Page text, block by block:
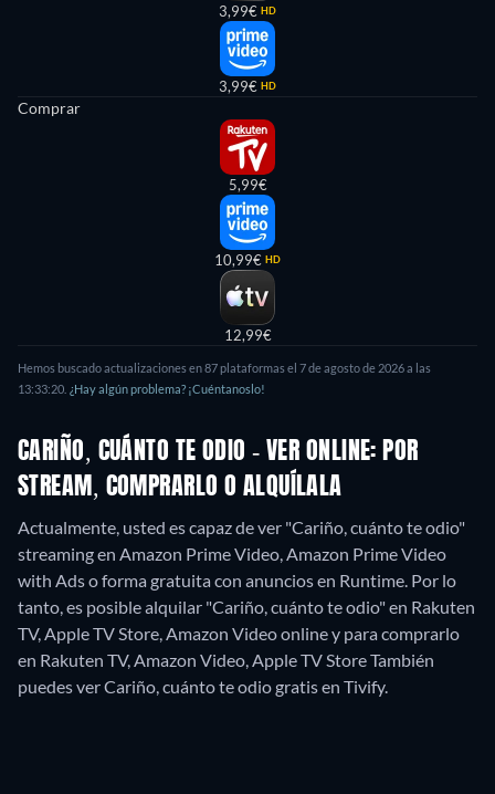
3,99€ HD
3,99€ HD
Comprar
5,99€
10,99€ HD
12,99€
Hemos buscado actualizaciones en87plataformas el 7 de agosto de 2026a las
13:33:20 ¿Hay algún problema? ¡Cuéntanoslo!
CARIÑO, CUÁNTO TE ODIO - VER ONLINE: POR
STREAM, COMPRARLO O ALQUÍLALA
Actualmente, usted es capaz de ver "Cariño, cuánto te odio"
streaming en Amazon Prime Video, Amazon Prime Video
with Ads o forma gratuita con anuncios en Runtime. Por lo
tanto, es posible alquilar "Cariño, cuánto te odio" en Rakuten
TV, Apple TV Store, Amazon Video online y para comprarlo
en Rakuten TV, Amazon Video, Apple TV StoreTambién
puedes ver Cariño, cuánto te odio gratis en Tivify.